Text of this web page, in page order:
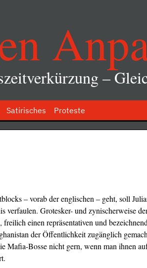
–
Satirisches Proteste
– vorab der englischen – geht, soll
verfaulen. Grotesker- und zynischerweise
einen repräsentativen und
der Öffentlichkeit zugänglich
Mafia-Bosse nicht gern, wenn man ihnen